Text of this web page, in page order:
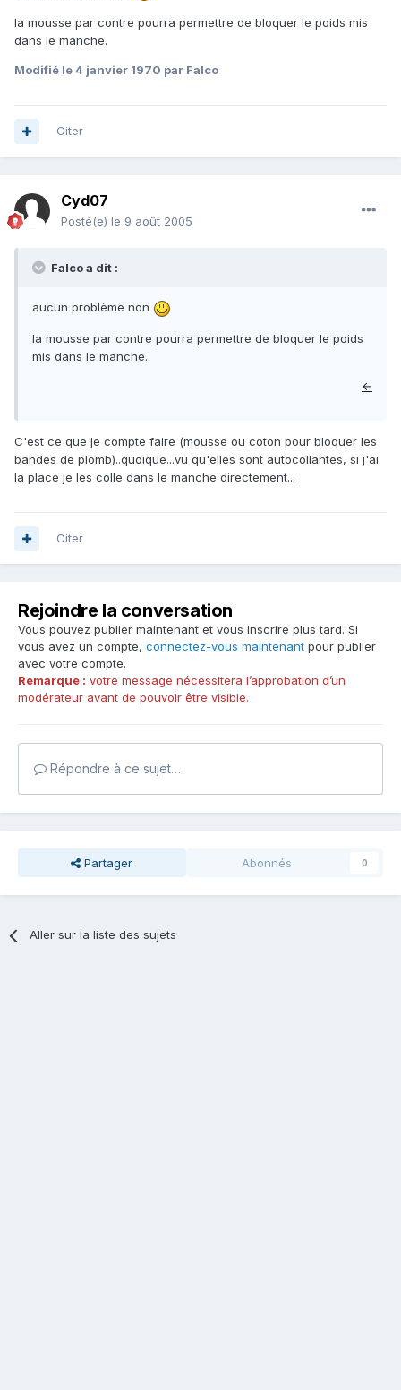
la mousse par contre pourra permettre de bloquer le poids mis
dans le manche.
Modifié le 4 janvier 1970 par Falco
Citer
Cyd07
Posté(e) le 9 août 2005
Falco a dit :
aucun problème non
la mousse par contre pourra permettre de bloquer le poids
mis dans le manche.
←
C'est ce que je compte faire (mousse ou coton pour bloquer les
bandes de plomb)..quoique...vu qu'elles sont autocollantes, si j'ai
la place je les colle dans le manche directement...
Citer
Rejoindre la conversation
Vous pouvez publier maintenant et vous inscrire plus tard. Si
vous avez un compte, connectez-vous maintenant pour publier
avec votre compte.
Remarque : votre message nécessitera l’approbation d’un
modérateur avant de pouvoir être visible.
Répondre à ce sujet…
Partager Abonnés 0
Aller sur la liste des sujets